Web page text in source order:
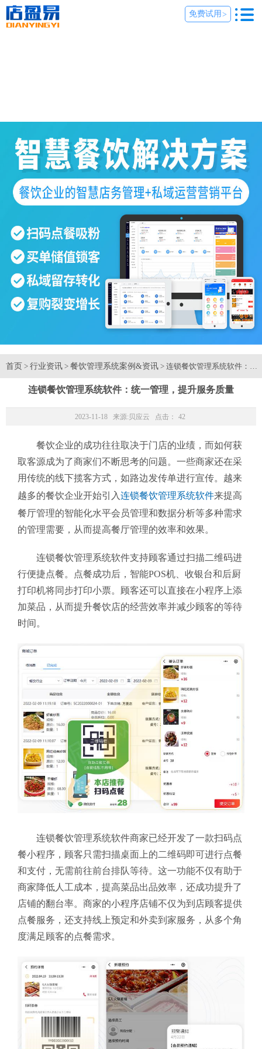
免费试用 >
首页 > 行业资讯 > 餐饮管理系统案例&资讯 > 连锁餐饮管理系统软件：统
连锁餐饮管理系统软件：统一管理，提升服务质量
2023-11-18 来源: 贝应云 点击： 42
餐饮企业的成功往往取决于门店的业绩，而如何获
取客源成为了商家们不断思考的问题。一些商家还在采
用传统的线下揽客方式，如路边发传单进行宣传。越来
越多的餐饮企业开始引入连锁餐饮管理系统软件来提高
餐厅管理的智能化水平会员管理和数据分析等多种需求
的管理需要，从而提高餐厅管理的效率和效果。
连锁餐饮管理系统软件支持顾客通过扫描二维码进
行便捷点餐。点餐成功后，智能POS机、收银台和后厨
打印机将同步打印小票。顾客还可以直接在小程序上添
加菜品，从而提升餐饮店的经营效率并减少顾客的等待
时间。
连锁餐饮管理系统软件商家已经开发了一款扫码点
餐小程序，顾客只需扫描桌面上的二维码即可进行点餐
和支付，无需前往前台排队等待。这一功能不仅有助于
商家降低人工成本，提高菜品出品效率，还成功提升了
店铺的翻台率。商家的小程序店铺不仅为到店顾客提供
点餐服务，还支持线上预定和外卖到家服务，从多个角
度满足顾客的点餐需求。